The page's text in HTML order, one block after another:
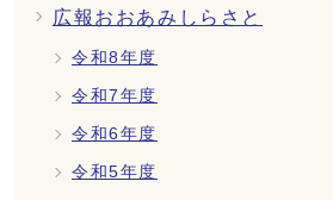
広報おおあみしらさと
令和8年度
令和7年度
令和6年度
令和5年度